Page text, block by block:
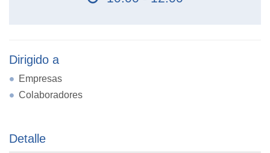
Dirigido a
Empresas
Colaboradores
Detalle